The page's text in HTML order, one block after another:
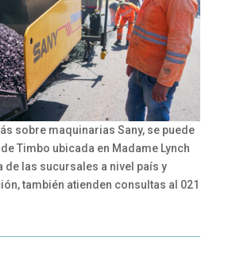
sobre maquinarias Sany, se puede
Timbo ubicada en Madame Lynch
de las sucursales a nivel país y
también atienden consultas al 021